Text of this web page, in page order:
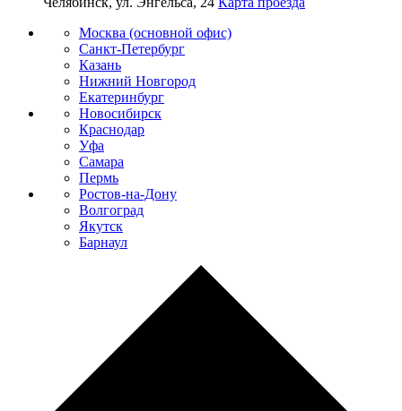
Москва (основной офис)
Санкт-Петербург
Казань
Нижний Новгород
Екатеринбург
Новосибирск
Краснодар
Уфа
Самара
Пермь
Ростов-на-Дону
Волгоград
Якутск
Барнаул